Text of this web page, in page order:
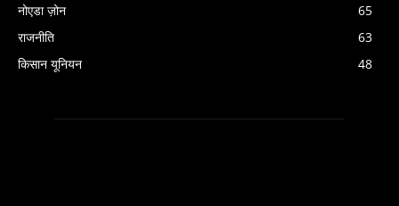
नोएडा ज़ोन
65
राजनीति
63
किसान यूनियन
48